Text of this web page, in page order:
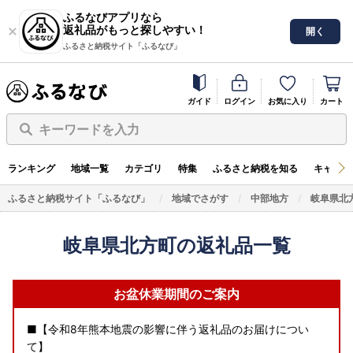
ふるなびアプリなら
返礼品がもっと探しやすい！
ふるさと納税サイト「ふるなび」
開く
ガイド ログイン お気に入り カート
キーワードを入力
ランキング 地域一覧 カテゴリ 特集 ふるさと納税を知る キャン
ふるさと納税サイト「ふるなび」 地域でさがす 中部地方 岐阜県北
岐阜県北方町の返礼品一覧
お盆休業期間のご案内
■【令和8年熊本地震の影響に伴う返礼品のお届けについ
て】